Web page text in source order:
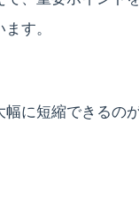
す。
幅に短縮できるの